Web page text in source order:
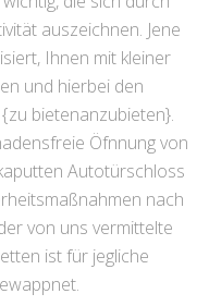
auszeichnen. Jene
Ihnen mit kleiner
und hierbei den
bietenanzubieten}.
Öfnnung von
Autotürschloss
nach
von uns vermittelte
ist für jegliche